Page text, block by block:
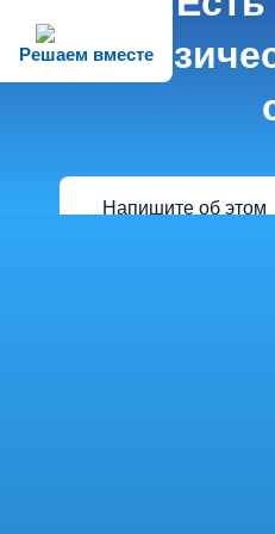
Решаем вместе
Напишите об этом